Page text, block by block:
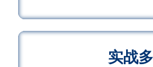
实战多